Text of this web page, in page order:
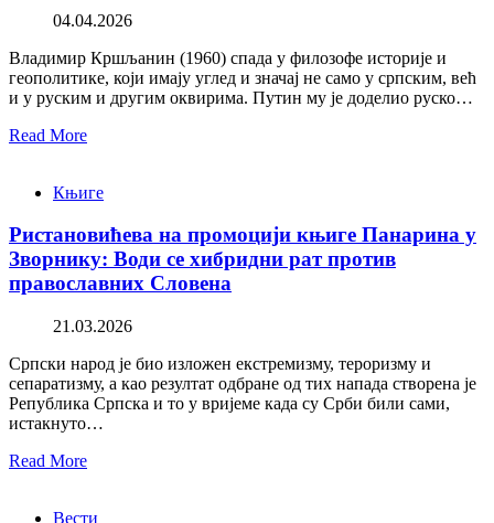
04.04.2026
Владимир Кршљанин (1960) спада у филозофе историје и
геополитике, који имају углед и значај не само у српским, већ
и у руским и другим оквирима. Путин му је доделио руско…
Read More
Књиге
Ристановићева на промоцији књиге Панарина у
Зворнику: Води се хибридни рат против
православних Словена
21.03.2026
Српски народ је био изложен екстремизму, тероризму и
сепаратизму, а као резултат одбране од тих напада створена је
Република Српска и то у вријеме када су Срби били сами,
истакнуто…
Read More
Вести